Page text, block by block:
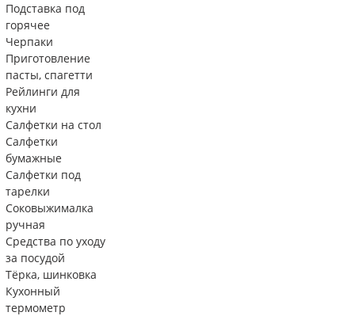
Подставка под
горячее
Черпаки
Приготовление
пасты, спагетти
Рейлинги для
кухни
Салфетки на стол
Салфетки
бумажные
Салфетки под
тарелки
Соковыжималка
ручная
Средства по уходу
за посудой
Тëрка, шинковка
Кухонный
термометр